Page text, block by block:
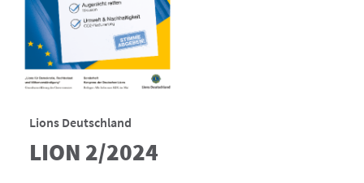
Lions Deutschland
LION 2/2024